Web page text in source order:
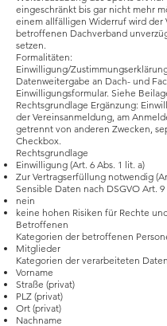
eingeschränkt bis gar nicht mehr
einem allfälligen Widerruf wird der
betroffenen Dachverband
setzen.
Formalitäten:
Einwilligung/
Datenweitergabe an Dach- und
Einwilligungsformular. Siehe
Rechtsgrundlage Ergänzung:
der Vereinsanmeldung, am
getrennt von anderen Zwecken,
Checkbox.
Rechtsgrundlage
Einwilligung (Art. 6 Abs. 1 lit. a)
Zur Vertragserfüllung notwendig
Sensible Daten nach DSGVO Art. 9
nein
keine hohen Risiken für Rechte
Betroffenen
Kategorien der betroffenen
Mitglieder
Kategorien der verarbeiteten Daten
Vorname
Straße (privat)
PLZ (privat)
Ort (privat)
Nachname